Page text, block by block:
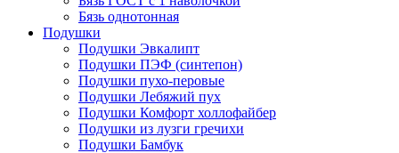
Бязь однотонная
Подушки
Подушки Эвкалипт
Подушки ПЭФ (синтепон)
Подушки пухо-перовые
Подушки Лебяжий пух
Подушки Комфорт холлофайбер
Подушки из лузги гречихи
Подушки Бамбук